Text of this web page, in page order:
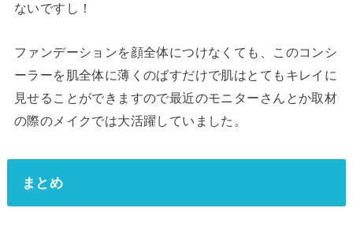
ないですし！
ファンデーションを顔全体につけなくても、このコンシ
ーラーを肌全体に薄くのばすだけで肌はとてもキレイに
見せることができますので最近のモニターさんとか取材
の際のメイクでは大活躍していました。
まとめ